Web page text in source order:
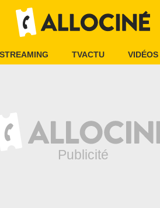
STREAMING TVACTU VIDÉOS